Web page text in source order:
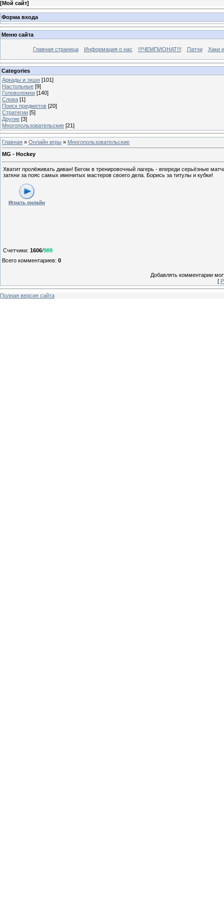
[Мой сайт]
Форма входа
Меню сайта
Главная страница Информация о нас !!!ЧЕМПИОНАТ!!! Патчи Хаки
Categories
Аркады и экшн [101]
Настольные [9]
Головоломки [140]
Слова [1]
Поиск предметов [20]
Стратегии [5]
Другие [3]
Многопользовательские [21]
Главная » Онлайн игры » Многопользовательские
MG - Hockey
Хватит пролёживать диван! Бегом в тренировочный лагерь - впереди серьёзные
заткни за пояс самых именитых мастеров своего дела. Борись за титулы и кубки!
Играть онлайн
Счетчики: 1606/989
Всего комментариев: 0
Добавлять комментарии
[
Полная версия сайта